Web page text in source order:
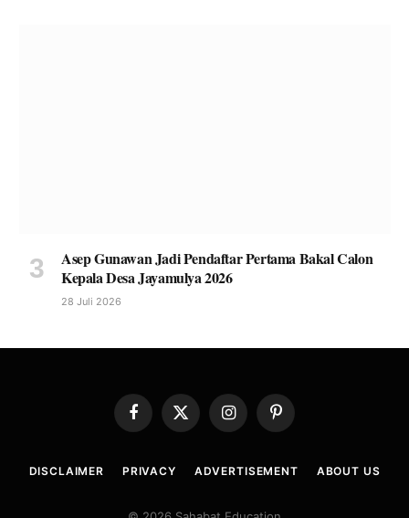
Asep Gunawan Jadi Pendaftar Pertama Bakal Calon
Kepala Desa Jayamulya 2026
28 Juli 2026
Facebook
X
(Twitter)
InstagramPinterest
DISCLAIMER PRIVACY ADVERTISEMENT ABOUT US